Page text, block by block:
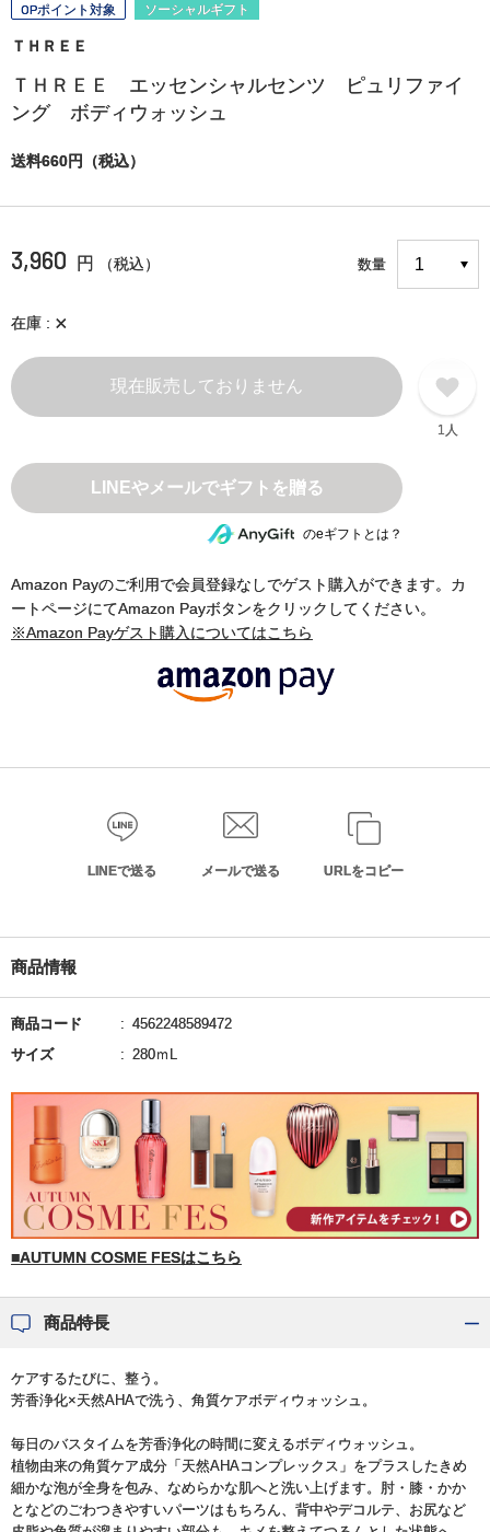
OPポイント対象 ソーシャルギフト
ＴＨＲＥＥ
ＴＨＲＥＥ エッセンシャルセンツ ピュリファイ
ング ボディウォッシュ
送料660円（税込）
3,960 円 （税込） 数量
在庫 ×
現在販売しておりません
1人
のeギフトとは？
Amazon Payのご利用で会員登録なしでゲスト購入ができます。カ
ートページにてAmazon Payボタンをクリックしてください。
※Amazon Payゲスト購入についてはこちら
LINEで送る メールで送る URLをコピー
商品情報
商品コード
4562248589472
サイズ
280ｍL
■AUTUMN COSME FESはこちら
商品特長
ケアするたびに、整う。
芳香浄化×天然AHAで洗う、角質ケアボディウォッシュ。
毎日のバスタイムを芳香浄化の時間に変えるボディウォッシュ。
植物由来の角質ケア成分「天然AHAコンプレックス」をプラスしたきめ
細かな泡が全身を包み、なめらかな肌へと洗い上げます。肘・膝・かか
となどのごわつきやすいパーツはもちろん、背中やデコルテ、お尻など